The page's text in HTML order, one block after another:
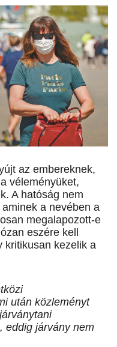
az embereknek,
véleményüket,
A hatóság nem
aminek a nevében a
megalapozott-e
eszére kell
kritikusan kezelik a
után közleményt
eddig járvány nem